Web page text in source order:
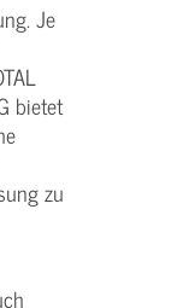
Je
bietet
zu